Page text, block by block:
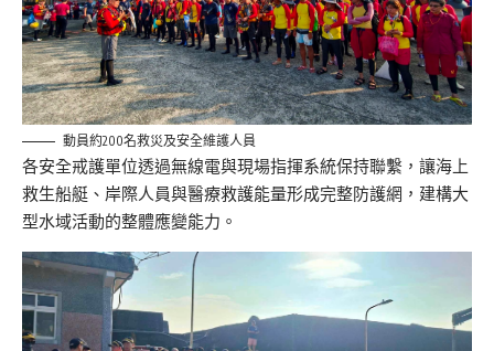
動員約200名救災及安全維護人員
各安全戒護單位透過無線電與現場指揮系統保持聯繫，讓海上
救生船艇、岸際人員與醫療救護能量形成完整防護網，建構大
型水域活動的整體應變能力。